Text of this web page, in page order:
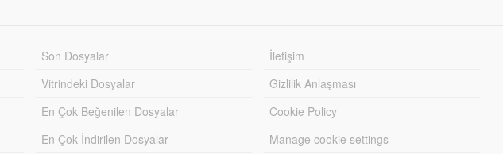
Son Dosyalar
Vitrindeki Dosyalar
En Çok Beğenilen Dosyalar
En Çok İndirilen Dosyalar
İletişim
Gizlilik Anlaşması
Cookie Policy
Manage cookie settings